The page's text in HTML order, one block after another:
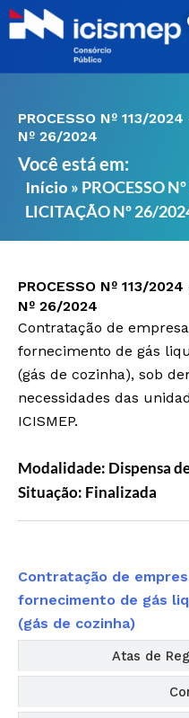
Ir
para
PROCESSO Nº 113/
Nº 26/2024
Você está em:
Início » PROCESSO
LICITAÇÃO Nº 26/
PROCESSO Nº 113/
Nº 26/2024
Contratação de
fornecimento de gás
(gás de cozinha), sob
necessidades das
ICISMEP.
Modalidade: Dispensa
Situação: Finalizada
Atas de
Contratação de
fornecimento de gás
(gás de cozinha)